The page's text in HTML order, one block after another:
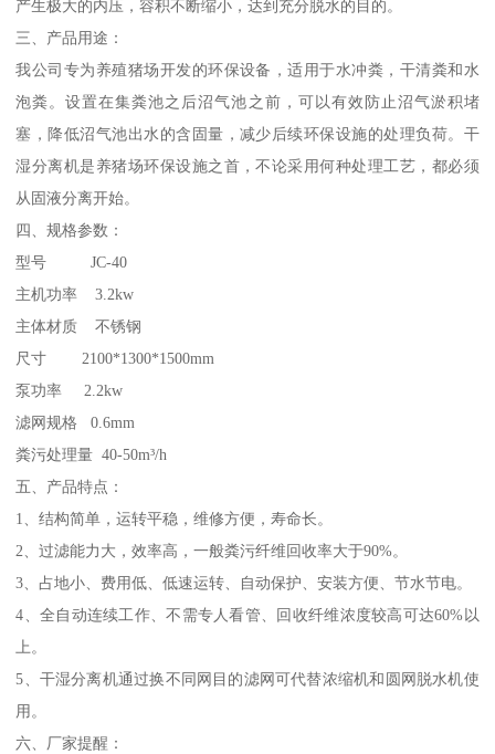
产生极大的内压，容积不断缩小，达到充分脱水的目的。
三、产品用途：
我公司专为养殖猪场开发的环保设备，适用于水冲粪，干清粪和水
泡粪。设置在集粪池之后沼气池之前，可以有效防止沼气淤积堵
塞，降低沼气池出水的含固量，减少后续环保设施的处理负荷。干
湿分离机是养猪场环保设施之首，不论采用何种处理工艺，都必须
从固液分离开始。
四、规格参数：
型号 JC-40
主机功率 3.2kw
主体材质 不锈钢
尺寸 2100*1300*1500mm
泵功率 2.2kw
滤网规格 0.6mm
粪污处理量 40-50m³/h
五、产品特点：
1、结构简单，运转平稳，维修方便，寿命长。
2、过滤能力大，效率高，一般粪污纤维回收率大于90%。
3、占地小、费用低、低速运转、自动保护、安装方便、节水节电。
4、全自动连续工作、不需专人看管、回收纤维浓度较高可达60%以
上。
5、干湿分离机通过换不同网目的滤网可代替浓缩机和圆网脱水机使
用。
六、厂家提醒：